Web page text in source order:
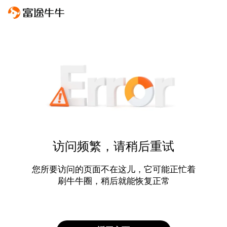
访问频繁，请稍后重试
您所要访问的页面不在这儿，它可能正忙着
刷牛牛圈，稍后就能恢复正常